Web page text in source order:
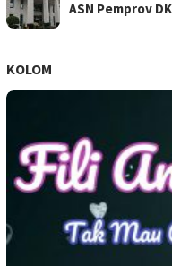
ASN Pemprov
KOLOM